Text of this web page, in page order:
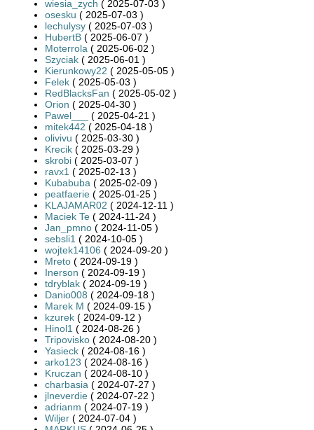
wiesia_zych ( 2025-07-03 )
osesku ( 2025-07-03 )
lechulysy ( 2025-07-03 )
HubertB ( 2025-06-07 )
Moterrola ( 2025-06-02 )
Szyciak ( 2025-06-01 )
Kierunkowy22 ( 2025-05-05 )
Felek ( 2025-05-03 )
RedBlacksFan ( 2025-05-02 )
Orion ( 2025-04-30 )
Pawel___
( 2025-04-21 )
mitek442 ( 2025-04-18 )
olivivu ( 2025-03-30 )
Krecik ( 2025-03-29 )
skrobi ( 2025-03-07 )
ravx1 ( 2025-02-13 )
Kubabuba ( 2025-02-09 )
peatfaerie ( 2025-01-25 )
KLAJAMAR02 ( 2024-12-11 )
Maciek Te ( 2024-11-24 )
Jan_pmno ( 2024-11-05 )
sebsli1 ( 2024-10-05 )
wojtek14106 ( 2024-09-20 )
Mreto ( 2024-09-19 )
Inerson ( 2024-09-19 )
tdryblak ( 2024-09-19 )
Danio008 ( 2024-09-18 )
Marek M ( 2024-09-15 )
kzurek ( 2024-09-12 )
Hinol1 ( 2024-08-26 )
Tripovisko ( 2024-08-20 )
Yasieck ( 2024-08-16 )
arko123 ( 2024-08-16 )
Kruczan ( 2024-08-10 )
charbasia ( 2024-07-27 )
jlneverdie ( 2024-07-22 )
adrianm ( 2024-07-19 )
Wiljer ( 2024-07-04 )